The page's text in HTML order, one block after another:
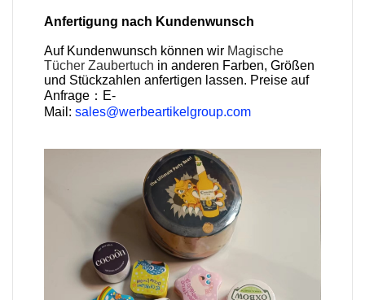
Anfertigung nach Kundenwunsch
Auf Kundenwunsch können wir Magische
Tücher Zaubertuch in anderen Farben, Größen
und Stückzahlen anfertigen lassen. Preise auf
Anfrage：E-
Mail:sales@werbeartikelgroup.com